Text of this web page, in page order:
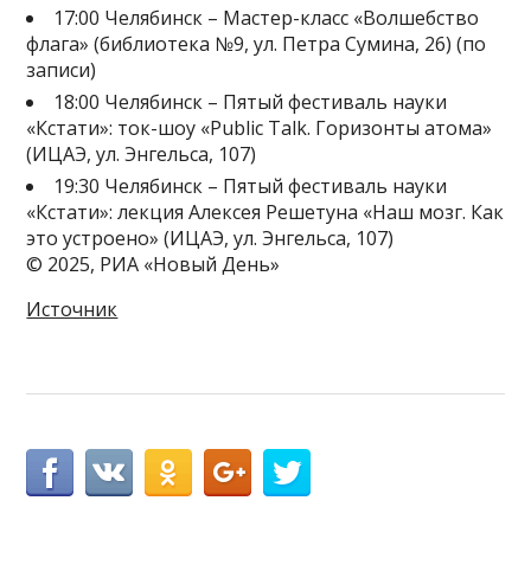
17:00 Челябинск – Мастер-класс «Волшебство
флага» (библиотека №9, ул. Петра Сумина, 26) (по
записи)
18:00 Челябинск – Пятый фестиваль науки
«Кстати»: ток-шоу «Public Talk. Горизонты атома»
(ИЦАЭ, ул. Энгельса, 107)
19:30 Челябинск – Пятый фестиваль науки
«Кстати»: лекция Алексея Решетуна «Наш мозг. Как
это устроено» (ИЦАЭ, ул. Энгельса, 107)
© 2025, РИА «Новый День»
Источник